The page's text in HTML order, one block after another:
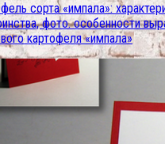
сорта «импала»:
фото. особенности
картофеля «импала»